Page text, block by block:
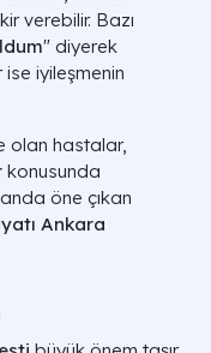
verebilir. Bazı
" diyerek
iyileşmenin
olan hastalar,
konusunda
öne çıkan
Ankara